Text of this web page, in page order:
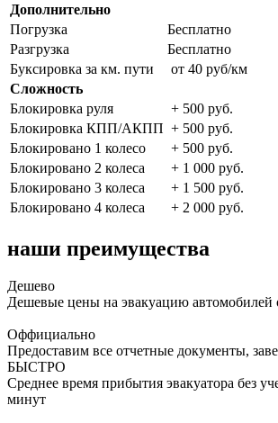
Дополнительно
Погрузка
Бесплатно
Разгрузка
Бесплатно
Буксировка за км. пути
от 40 руб/км
Сложность
Блокировка руля
+ 500 руб.
Блокировка КПП/АКПП + 500 руб.
Блокировано 1 колесо
+ 500 руб.
Блокировано 2 колеса
+ 1 000 руб.
Блокировано 3 колеса
+ 1 500 руб.
Блокировано 4 колеса
+ 2 000 руб.
наши преимущества
Дешево
Дешевые цены на эвакуацию автомобилей
Оффициально
Предоставим все отчетные документы,
БЫСТРО
Среднее время прибытия эвакуатора без
минут